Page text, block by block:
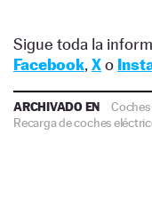
Sigue toda la
Facebook, Xo
ARCHIVADO EN
Recarga de coches